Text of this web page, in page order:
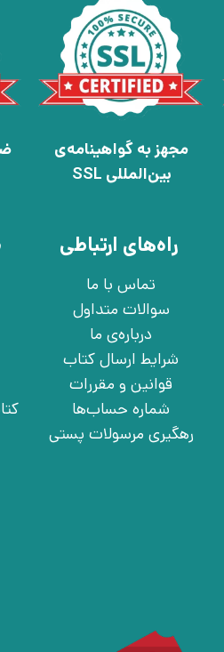
مجهز به گواهینامه‌ی
بین‌المللی SSL
راه‌های ارتباطی
تماس با ما
سوالات متداول
درباره‌ی ما
شرایط ارسال کتاب
قوانین و مقررات
شماره حساب‌ها
رهگیری مرسولات پستی